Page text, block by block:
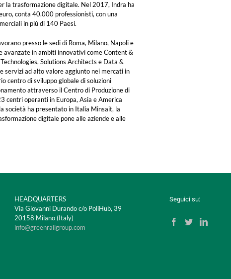
la trasformazione digitale. Nel 2017, Indra ha
conta 40.000 professionisti, con una
in più di 140 Paesi.
presso le sedi di Roma, Milano, Napoli e
avanzate in ambiti innovativi come Content &
Solutions Architects e Data &
servizi ad alto valore aggiunto nei mercati in
centro di sviluppo globale di soluzioni
attraverso il Centro di Produzione di
centri operanti in Europa, Asia e America
società ha presentato in Italia Minsait, la
digitale pone alle aziende e alle
HEADQUARTERS
Via Giovanni Durando c/o PoliHub, 39
20158 Milano (Italy)
info@greenrailgroup.com
Seguici su: